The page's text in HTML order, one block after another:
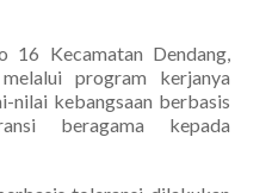
16 Kecamatan Dendang,
program kerjanya
nilai kebangsaan berbasis
beragama kepada